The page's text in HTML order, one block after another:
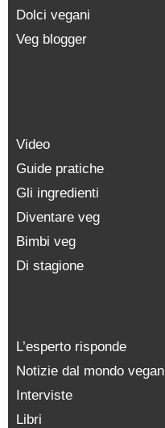
Dolci vegani
Veg blogger
Video
Guide pratiche
Gli ingredienti
Diventare veg
Bimbi veg
Di stagione
L’esperto risponde
Notizie dal mondo vegan
Interviste
Libri